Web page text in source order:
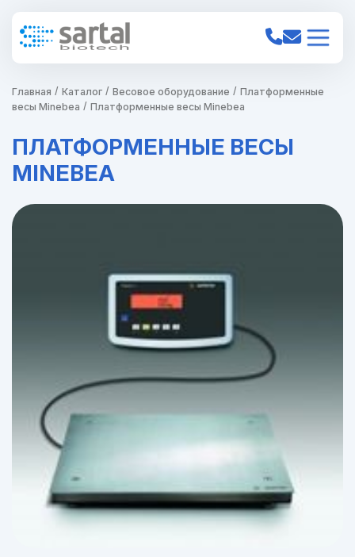
Главная Каталог Весовое оборудование
Платформенные
весы Minebea
Платформенные весы Minebea
ПЛАТФОРМЕННЫЕ ВЕСЫ
MINEBEA